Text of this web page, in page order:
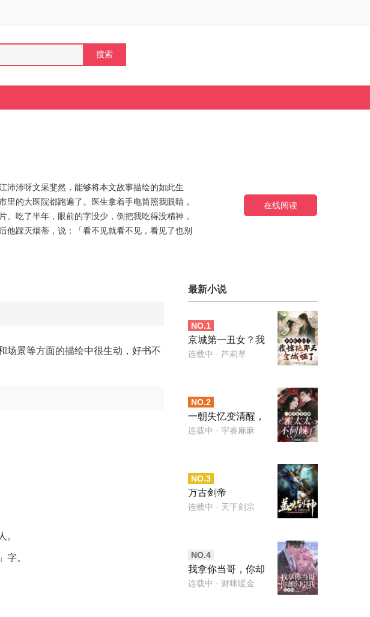
沛沛呀文采斐然，能够将本文故事描绘的如此生
的大医院都跑遍了。医生拿着手电筒照我眼睛，
吃了半年，眼前的字没少，倒把我吃得没精神，
他踩灭烟蒂，说：「看不见就看不见，看见了也别
在线阅读
场景等方面的描绘中很生动，好书不
。
字。
最新小说
NO.1
京城第一丑女？我
惊艳那天全城哑了
连载中 · 芦莉草
NO.2
一朝失忆变清醒，
霍太太不伺候了
连载中 · 宇睿麻麻
NO.3
万古剑帝
连载中 · 天下剑宗
NO.4
我拿你当哥，你却
勾引我，这对吗
连载中 · 财咪暖金